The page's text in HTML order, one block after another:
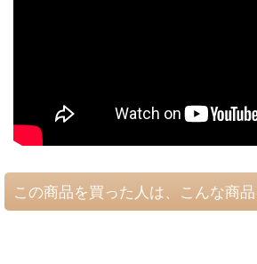
この商品を買った人は、こんな商